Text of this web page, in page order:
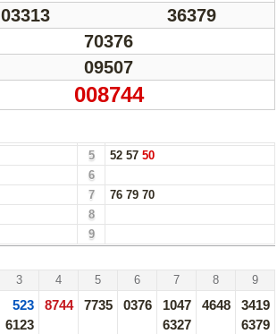
03313 36379
70376
09507
008744
5 52 57 50
6
7 76 79 70
8
9
3 4 5 6 7 8 9
523
6123
8744 7735 0376
1047
6327
4648
3419
6379